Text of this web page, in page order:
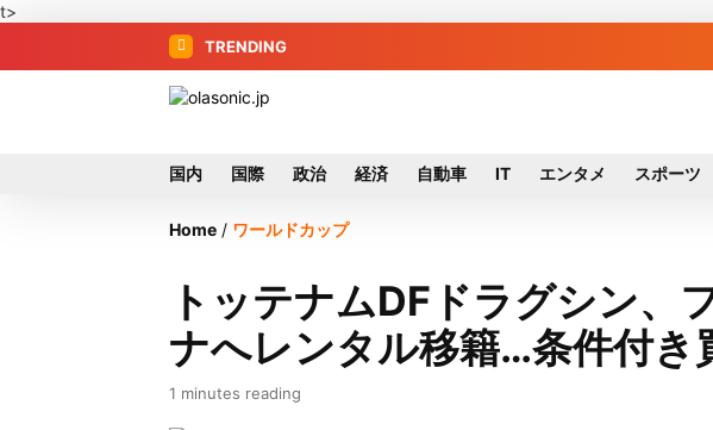
t>
TRENDING
国内 国際 政治 経済 自動車 IT エンタメ スポーツ
Home / ワールドカップ
トッテナムDFドラグシン、
ナへレンタル移籍…条件付き
1 minutes reading